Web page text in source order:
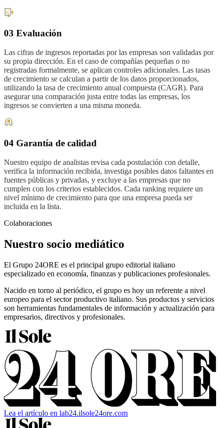
03 Evaluación
Las cifras de ingresos reportadas por las empresas son validadas por
su propia dirección. En el caso de compañías pequeñas o no
registradas formalmente, se aplican controles adicionales. Las tasas
de crecimiento se calculan a partir de los datos proporcionados,
utilizando la tasa de crecimiento anual compuesta (CAGR). Para
asegurar una comparación justa entre todas las empresas, los
ingresos se convierten a una misma moneda.
04 Garantía de calidad
Nuestro equipo de analistas revisa cada postulación con detalle,
verifica la información recibida, investiga posibles datos faltantes en
fuentes públicas y privadas, y excluye a las empresas que no
cumplen con los criterios establecidos. Cada ranking requiere un
nivel mínimo de crecimiento para que una empresa pueda ser
incluida en la lista.
Colaboraciones
Nuestro socio mediático
El Grupo 24ORE es el principal grupo editorial italiano
especializado en economía, finanzas y publicaciones profesionales.
Nacido en torno al periódico, el grupo es hoy un referente a nivel
europeo para el sector productivo italiano. Sus productos y servicios
son herramientas fundamentales de información y actualización para
empresarios, directivos y profesionales.
Lea el artículo en lab24.ilsole24ore.com